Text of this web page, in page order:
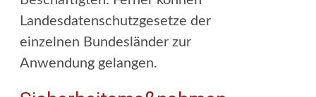
Landesdatenschutzgesetze der
einzelnen Bundesländer zur
Anwendung gelangen.